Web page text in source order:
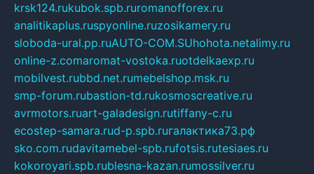
krsk124.rukubok.spb.ruromanofforex.ru
analitikaplus.ruspyonline.ruzosikamery.ru
sloboda-ural.pp.ruAUTO-COM.SUhohota.netalimy.ru
online-z.comaromat-vostoka.ruotdelkaexp.ru
mobilvest.rubbd.net.rumebelshop.msk.ru
smp-forum.rubastion-td.rukosmoscreative.ru
avrmotors.ruart-galadesign.rutiffany-c.ru
ecostep-samara.rud-p.spb.ruгалактика73.рф
sko.com.rudavitamebel-spb.rufotsis.rutesiaes.ru
kokoroyari.spb.rublesna-kazan.rumossilver.ru